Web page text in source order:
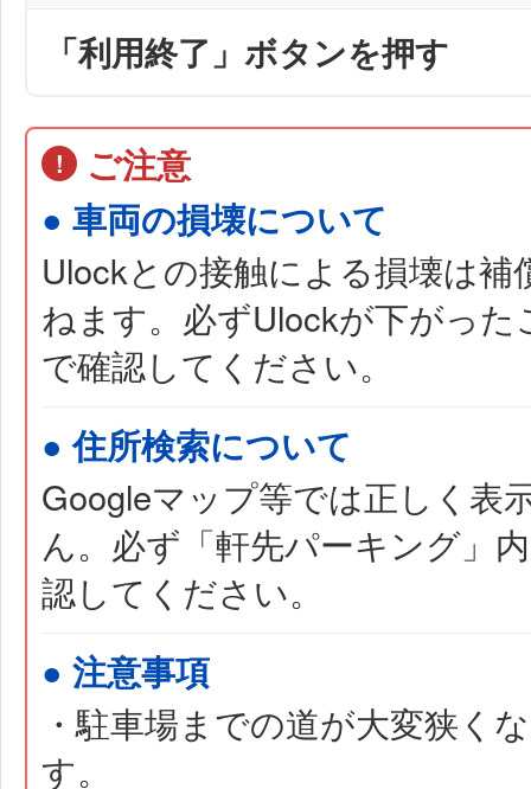
「利用終了」ボタンを押す
!
ご注意
● 車両の損壊について
Ulockとの接触による損壊は補
ねます。必ずUlockが下がった
で確認してください。
● 住所検索について
Googleマップ等では正しく表
ん。必ず「軒先パーキング」
認してください。
● 注意事項
・駐車場までの道が大変狭く
す。